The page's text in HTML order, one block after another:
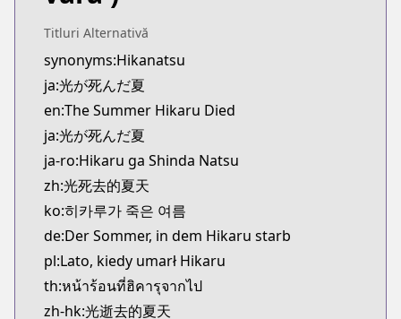
https://kitsu.app/manga/hikaru-ga-shinda-natsu
CDJapan
CDJapan
https://www.anime-planet.com/manga/https://
MangaUpdates
MangaUpdates
https://www.mangaupdates.com/
Book☆Walker
Book☆Walker
https://bookwalker.jp/series/344278/list
Official English
Official English
https://yenpress.com/series/the-summer-hikaru-
Titluri Alternativă
synonyms:Hikanatsu
ja:光が死んだ夏
en:The Summer Hikaru Died
ja:光が死んだ夏
ja-ro:Hikaru ga Shinda Natsu
zh:光死去的夏天
ko:히카루가 죽은 여름
de:Der Sommer, in dem Hikaru starb
pl:Lato, kiedy umarł Hikaru
th:หน้าร้อนที่ฮิคารุจากไป
zh-hk:光逝去的夏天